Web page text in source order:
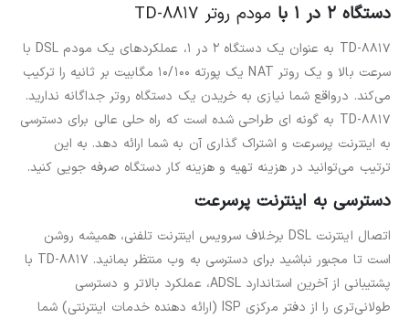
دستگاه 2 در 1 با مودم روتر TD-8817
TD-8817 به عنوان یک دستگاه 2 در 1، عملکردهای یک مودم DSL با
سرعت بالا و یک روتر NAT یک پورته 10/100 مگابیت بر ثانیه را ترکیب
می‌کند. درواقع شما نیازی به خریدن یک دستگاه روتر جداگانه ندارید.
TD-8817 به گونه ای طراحی شده است که راه حلی عالی برای دسترسی
به اینترنت پرسرعت و اشتراک گذاری آن به شما ارائه دهد. به این
ترتیب می‌توانید در هزینه تهیه و هزینه کار دستگاه صرفه جویی کنید.
دسترسی به اینترنت پرسرعت
اتصال اینترنت DSL برخلاف سرویس اینترنت تلفنی، همیشه روشن
است تا مجبور نباشید برای دسترسی به وب منتظر بمانید. TD-8817 با
پشتیبانی از آخرین استاندارد ADSL، عملکرد بالاتر و دسترسی
طولانی‌تری را از دفتر مرکزی ISP (ارائه دهنده خدمات اینترنتی) شما